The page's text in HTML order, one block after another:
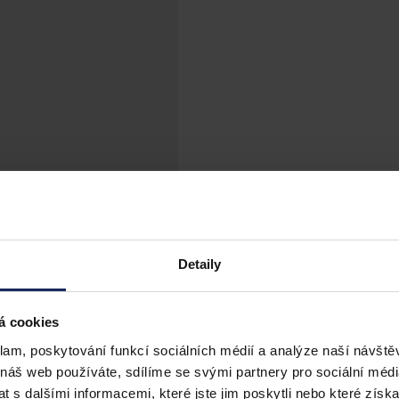
Detaily
cookies
poskytování funkcí sociálních médií a analýze naší
web používáte, sdílíme se svými partnery pro sociální
s dalšími informacemi, které jste jim poskytli nebo které